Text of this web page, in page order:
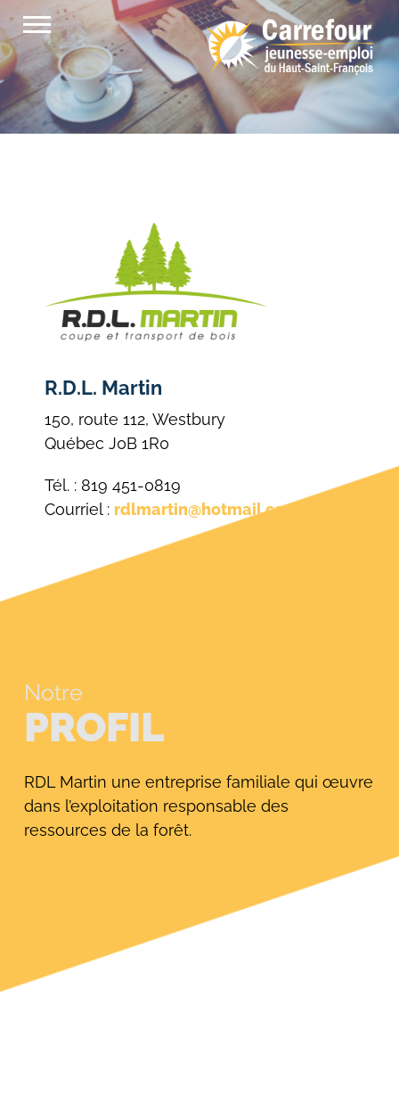
Passer
au
contenu
R.D.L. Martin
150, route 112, Westbury
Québec J0B 1R0
Tél. : 819 451-0819
Courriel : rdlmartin@hotmail.com
Notre
PROFIL
RDL Martin une entreprise familiale qui œuvre
dans l’exploitation responsable des
ressources de la forêt.